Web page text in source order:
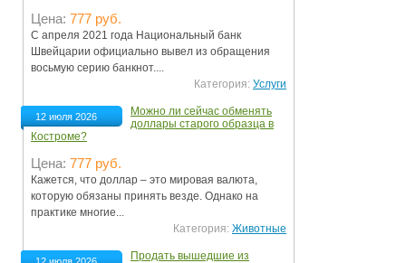
Цена: 777 руб.
С апреля 2021 года Национальный банк
Швейцарии официально вывел из обращения
восьмую серию банкнот....
Категория: Услуги
12 июля 2026
Можно ли сейчас обменять
доллары старого образца в
Костроме?
Цена: 777 руб.
Кажется, что доллар – это мировая валюта,
которую обязаны принять везде. Однако на
практике многие...
Категория: Животные
Продать вышедшие из